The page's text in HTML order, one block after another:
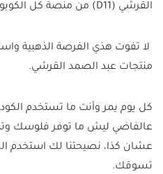
القرشي (D11) من منصة كل الكوبونات وتوفر فلوسك.
لا تفوت هذي الفرصة الذهبية
منتجات عبد الصمد القرشي.
كل يوم يمر وأنت ما تستخدم
عالفاضي ليش ما توفر فلوسك
عشان كذا، نصيحتنا لك استخدم
تسوقك.